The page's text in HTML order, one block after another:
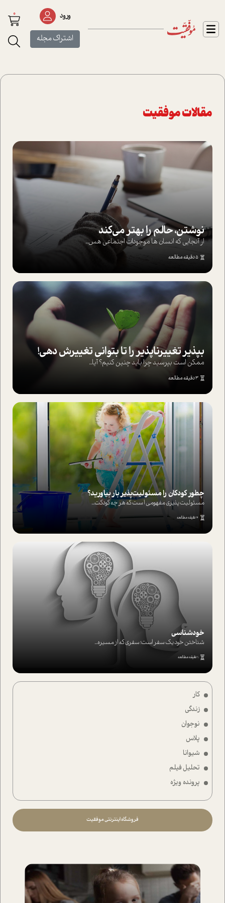
ورود
اشتراک مجله
0
مقالات موفقیت
کار
زندگی
نوجوان
پلاس
شیوانا
تحلیل فیلم
پرونده ویژه
فروشگاه اینترنتی موفقیت
نوشتن، حالم را بهتر می‌کند
از آنجایی که انسان ها موجودات اجتماعی هس...
5 دقیقه مطالعه
بپذير تغييرناپذير را تا بتواني تغييرش دهي!‏
ممکن است بپرسيد چرا بايد چنين کنيم؟ آيا...
3 دقیقه مطالعه
چطور کودکان را مسئولیت‌پذیر بار بیاورید؟
مسئولیت پذیری مفهومی ا ست که هر چه کودکت...
4 دقیقه مطالعه
خودشناسی
شناختن خود یک سفر است؛ سفری که از مسیره...
1 دقیقه مطالعه